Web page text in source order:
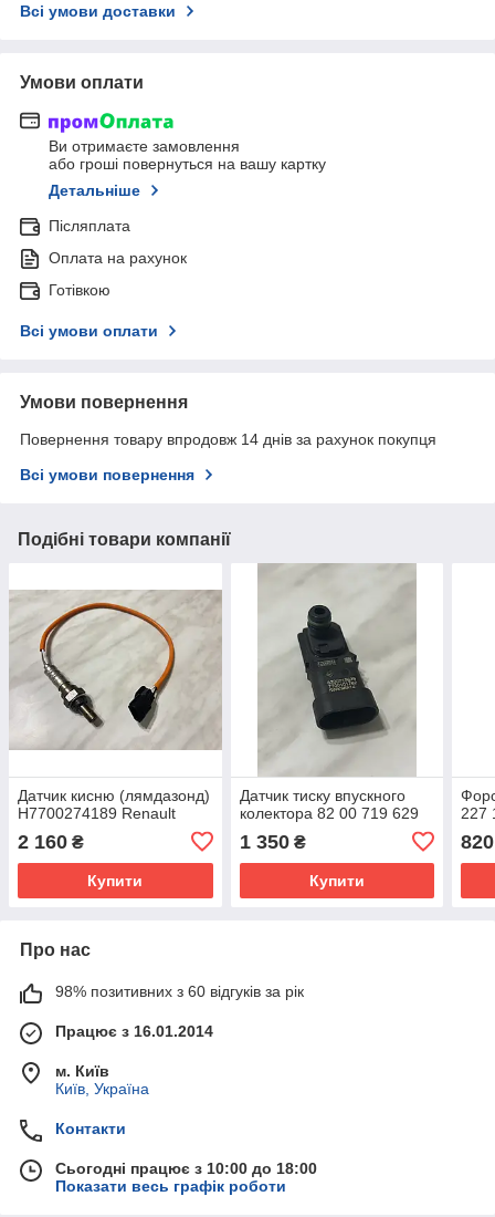
Всі умови доставки
Умови оплати
Ви отримаєте замовлення
або гроші повернуться на вашу картку
Детальніше
Післяплата
Оплата на рахунок
Готівкою
Всі умови оплати
Умови повернення
Повернення товару впродовж 14 днів за рахунок покупця
Всі умови повернення
Подібні товари компанії
Датчик кисню (лямдазонд)
H7700274189 Renault
2 160 ₴
Купити
Датчик тиску впускного
колектора 82 00 719 629
1 350₴
Купити
227
820
Про нас
98% позитивних з 60 відгуків за рік
Працює з 16.01.2014
м. Київ
Київ, Україна
Контакти
Сьогодні працює з 10:00 до 18:00
Показати весь графік роботи